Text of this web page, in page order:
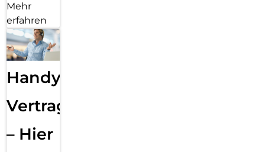
Mehr
erfahren
Handy
Vertragsabwicklung
– Hier